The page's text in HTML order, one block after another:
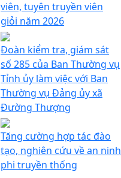
viên, tuyên truyền viên
giỏi năm 2026
Đoàn kiểm tra, giám sát
số 285 của Ban Thường vụ
Tỉnh ủy làm việc với Ban
Thường vụ Đảng ủy xã
Đường Thượng
Tăng cường hợp tác đào
tạo, nghiên cứu về an ninh
phi truyền thống